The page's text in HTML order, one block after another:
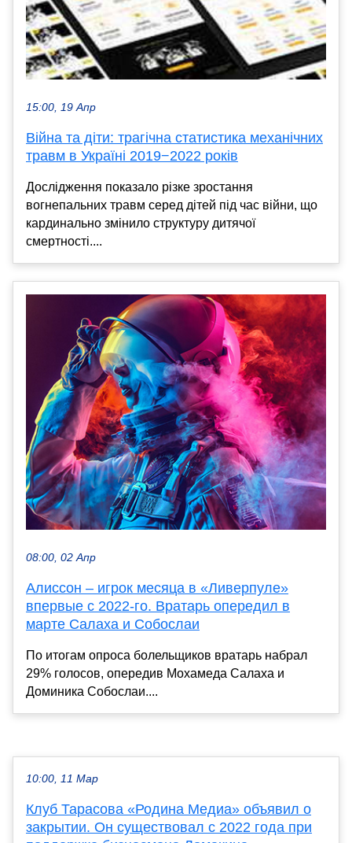
15:00, 19 Апр
Війна та діти: трагічна статистика механічних
травм в Україні 2019−2022 років
Дослідження показало різке зростання
вогнепальних травм серед дітей під час війни, що
кардинально змінило структуру дитячої
смертності....
08:00, 02 Апр
Алиссон – игрок месяца в «Ливерпуле»
впервые с 2022-го. Вратарь опередил в
марте Салаха и Собослаи
По итогам опроса болельщиков вратарь набрал
29% голосов, опередив Мохамеда Салаха и
Доминика Собослаи....
10:00, 11 Мар
Клуб Тарасова «Родина Медиа» объявил о
закрытии. Он существовал с 2022 года при